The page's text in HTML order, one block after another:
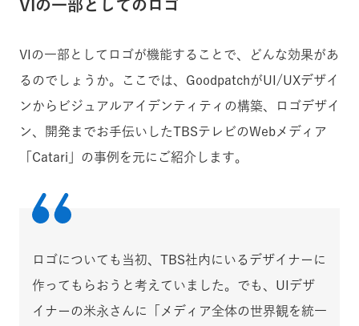
VIの一部としてのロゴ
VIの一部としてロゴが機能することで、どんな効果があ
るのでしょうか。ここでは、GoodpatchがUI/UXデザイ
ンからビジュアルアイデンティティの構築、ロゴデザイ
ン、開発までお手伝いしたTBSテレビのWebメディア
「Catari」の事例を元にご紹介します。
ロゴについても当初、TBS社内にいるデザイナーに
作ってもらおうと考えていました。でも、UIデザ
イナーの米永さんに「メディア全体の世界観を統一